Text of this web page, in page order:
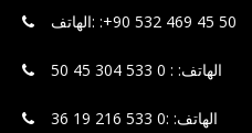
الهاتف: : 0 533 304 45 50
الهاتف: :0 533 216 19 36